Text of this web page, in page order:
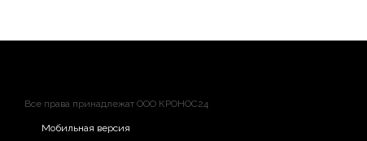
Все права принадлежат ООО КРОНОС24
Мобильная версия